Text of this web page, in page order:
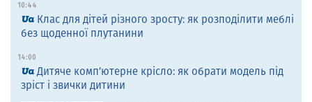
10:44
Клас для дітей різного зросту: як розподілити меблі
без щоденної плутанини
14:00
Дитяче комп’ютерне крісло: як обрати модель під
зріст і звички дитини